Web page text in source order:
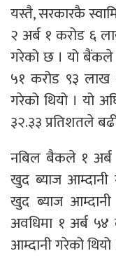
यस्तै, सरकारकै
२ अर्ब १ करोड ६
गरेको छ । यो बैंकले
५१ करोड ९३ लाख
गरेको थियो । यो
३२.३३ प्रतिशतले
नबिल बैकले १ अर्ब
खुद ब्याज
खुद ब्याज
अवधिमा १ अर्ब
आम्दानी गरेको थियो